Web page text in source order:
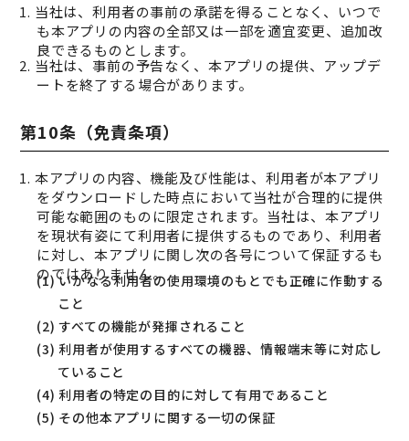
1. 当社は、利用者の事前の承諾を得ることなく、いつで
も本アプリの内容の全部又は一部を適宜変更、追加改
良できるものとします。
2. 当社は、事前の予告なく、本アプリの提供、アップデ
ートを終了する場合があります。
第10条（免責条項）
1. 本アプリの内容、機能及び性能は、利用者が本アプリ
をダウンロードした時点において当社が合理的に提供
可能な範囲のものに限定されます。当社は、本アプリ
を現状有姿にて利用者に提供するものであり、利用者
に対し、本アプリに関し次の各号について保証するも
のではありません。
(1) いかなる利用者の使用環境のもとでも正確に作動する
こと
(2) すべての機能が発揮されること
(3) 利用者が使用するすべての機器、情報端末等に対応し
ていること
(4) 利用者の特定の目的に対して有用であること
(5) その他本アプリに関する一切の保証